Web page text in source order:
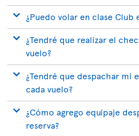
¿Puedo volar en clase Club
¿Tendré que realizar el
vuelo?
¿Tendré que despachar mi
cada vuelo?
¿Cómo agrego equipaje
reserva?